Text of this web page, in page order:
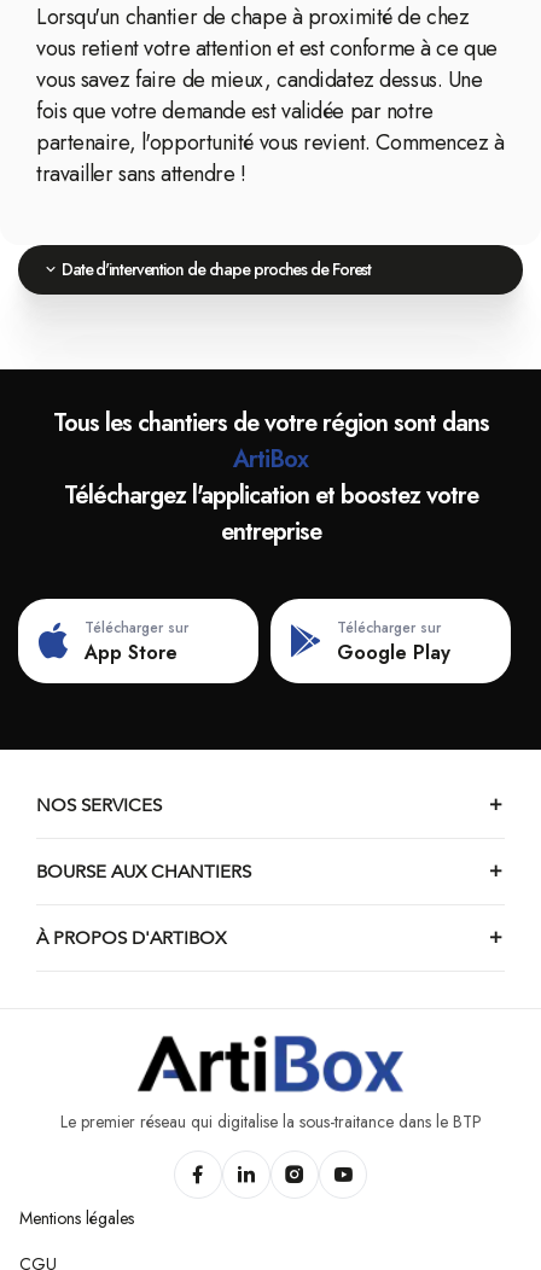
Lorsqu'un chantier de chape à proximité de chez
vous retient votre attention et est conforme à ce que
vous savez faire de mieux, candidatez dessus. Une
fois que votre demande est validée par notre
partenaire, l'opportunité vous revient. Commencez à
travailler sans attendre !
Date d'intervention de chape proches de Forest
Tous les chantiers de votre région sont dans
ArtiBox
Téléchargez l'application et boostez votre
entreprise
Télécharger sur
App Store
Télécharger sur
Google Play
NOS SERVICES
BOURSE AUX CHANTIERS
À PROPOS D'ARTIBOX
Le premier réseau qui digitalise la sous-traitance dans le BTP
Mentions légales
CGU